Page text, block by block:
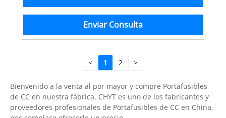
Enviar Consulta
< 1 2 >
Bienvenido a la venta al por mayor y compre Portafusibles
de CC en nuestra fábrica. CHYT es uno de los fabricantes y
proveedores profesionales de Portafusibles de CC en China,